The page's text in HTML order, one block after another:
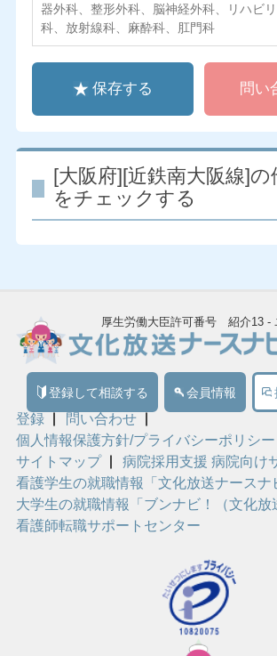
器外科、整形外科、脳神経外科、リハビ
科、放射線科、麻酔科、肛門科
保存する 問い
[大阪府][近鉄南大阪線]
をチェックする
厚生労働大臣許可番号 紹介13 -
登録して相談する 会員情報
登録
問い合わせ
個人情報保護方針/プライバシーポリシー
サイトマップ
病院採用支援 病院向け
看護学生の就職情報「文化放送ナースナ
大学生の就職情報「ブンナビ！（文化放
看護師転職サポートセンター